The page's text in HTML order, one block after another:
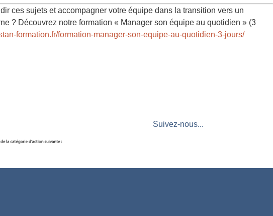
ces sujets et accompagner votre équipe dans la transition vers un
? Découvrez notre formation « Manager son équipe au quotidien » (3
formation.fr/formation-manager-son-equipe-au-quotidien-3-jours/
Suivez-nous...